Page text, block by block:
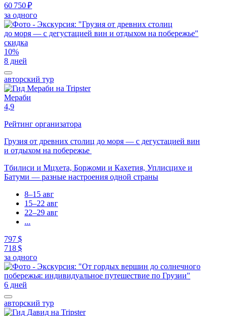
60 750 ₽
за одного
скидка
10%
8 дней
авторский тур
Мераби
4,9
Рейтинг организатора
Грузия от древних столиц до моря — с дегустацией вин
и отдыхом на побережье
Тбилиси и Мцхета, Боржоми и Кахетия, Уплисцихе и
Батуми — разные настроения одной страны
8–15 авг
15–22 авг
22–29 авг
...
797 $
718 $
за одного
6 дней
авторский тур